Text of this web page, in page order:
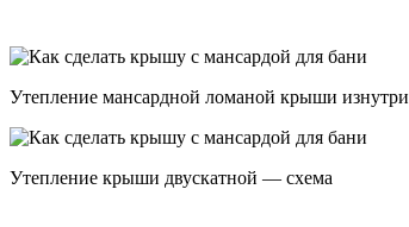
Утепление мансардной ломаной крыши изнутри
Утепление крыши двускатной — схема